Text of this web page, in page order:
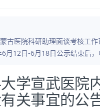
古医院科研助理面谈考核工
月12日-6月18日公示结束后
学宣武医院
关事宜的公